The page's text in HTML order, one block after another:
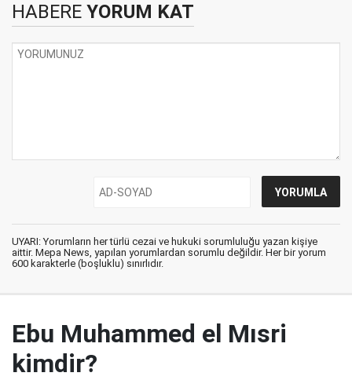
HABERE YORUM KAT
UYARI: Yorumların her türlü cezai ve hukuki sorumluluğu yazan kişiye
aittir. Mepa News, yapılan yorumlardan sorumlu değildir. Her bir yorum
600 karakterle (boşluklu) sınırlıdır.
Ebu Muhammed el Mısri
kimdir?